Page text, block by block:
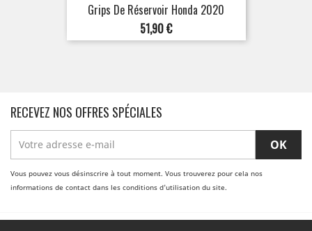
Grips De Réservoir Honda 2020
Prix
51,90 €
RECEVEZ NOS OFFRES SPÉCIALES
Vous pouvez vous désinscrire à tout moment. Vous trouverez pour cela nos
informations de contact dans les conditions d'utilisation du site.